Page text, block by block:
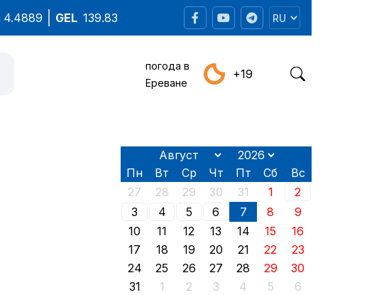
4.4889 GEL 139.83
погода в
Ереване
+19
Пн Вт Ср Чт Пт Сб
Вс
27
28 29 30 31 1
2
3
4 5 6 7 8
9
10
11 12 13 14 15
16
17
18 19 20 21 22
23
24
25 26 27 28 29
30
31
1 2 3 4 5 6